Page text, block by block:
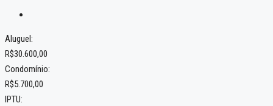
Aluguel:
R$30.600,00
Condomínio:
R$5.700,00
IPTU: